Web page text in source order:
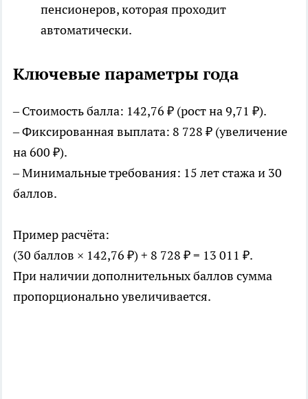
пенсионеров, которая проходит
автоматически.
Ключевые параметры года
– Стоимость балла: 142,76 ₽ (рост на 9,71 ₽).
– Фиксированная выплата: 8 728 ₽ (увеличение
на 600 ₽).
– Минимальные требования: 15 лет стажа и 30
баллов.
Пример расчёта:
(30 баллов × 142,76 ₽) + 8 728 ₽ = 13 011 ₽.
При наличии дополнительных баллов сумма
пропорционально увеличивается.